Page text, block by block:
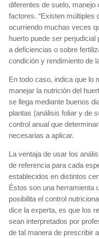
diferentes de suelo, manejo
factores. “Existen múltiples
ocurriendo muchas veces
huerto puede ser
a deficiencias o sobre
condición y rendimiento de
En todo caso, indica que lo
manejar la nutrición del
se llega mediante buenos
plantas (análisis foliar y de
control anual que
necesarias a aplicar.
La ventaja de usar los
de referencia para cada
establecidos en distintos
Éstos son una herramienta
posibilita el control
dice la experta, es que los
sean interpretados por
de tal manera de prescribir